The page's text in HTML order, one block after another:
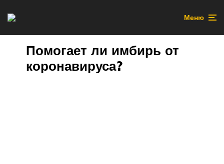
Меню
Помогает ли имбирь от
коронавируса?